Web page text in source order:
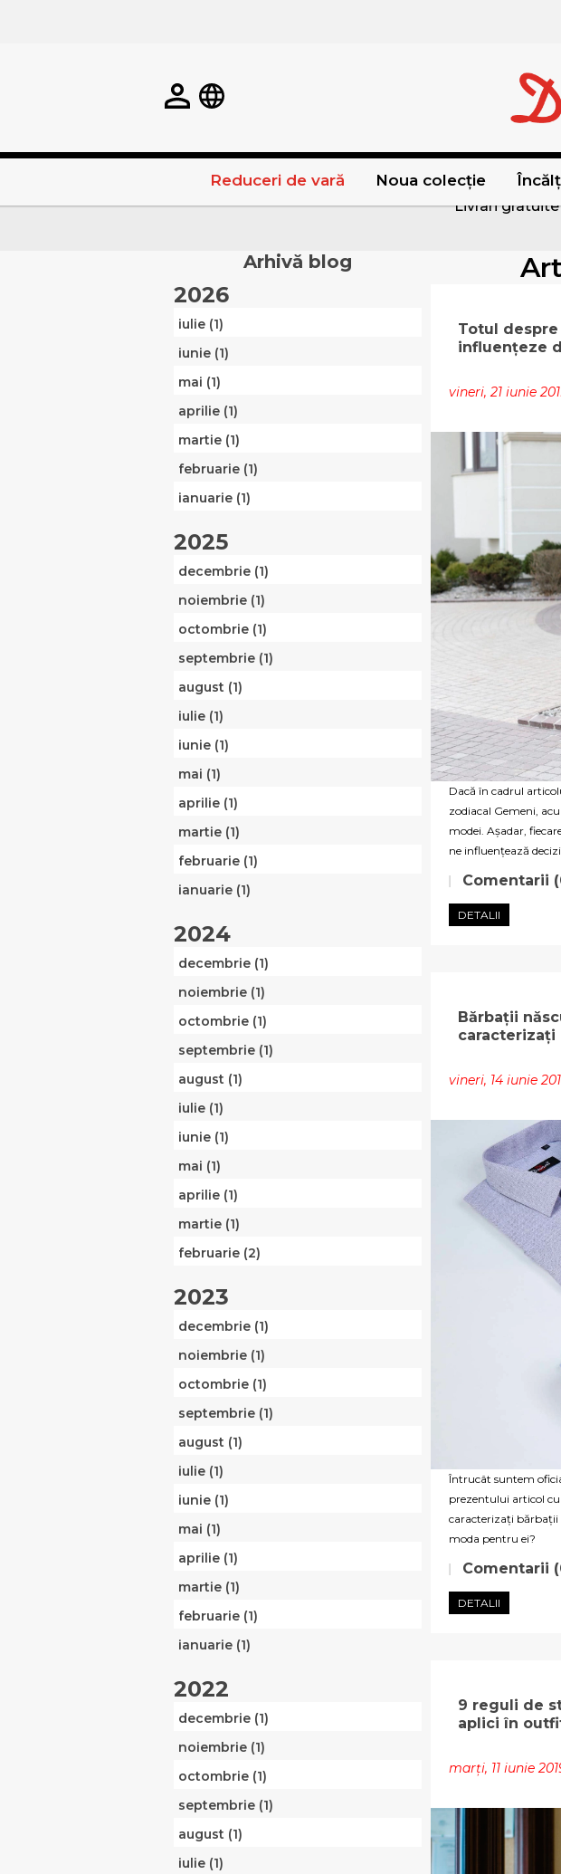
Reduceri de vară Noua colecție
Livrari
Arhivă blog
2026
iulie (1)
iunie (1)
mai (1)
aprilie (1)
martie (1)
februarie (1)
ianuarie (1)
2025
decembrie (1)
noiembrie (1)
octombrie (1)
septembrie (1)
august (1)
iulie (1)
iunie (1)
mai (1)
aprilie (1)
martie (1)
februarie (1)
ianuarie (1)
2024
decembrie (1)
noiembrie (1)
octombrie (1)
septembrie (1)
august (1)
iulie (1)
iunie (1)
mai (1)
aprilie (1)
martie (1)
februarie (2)
2023
decembrie (1)
noiembrie (1)
octombrie (1)
septembrie (1)
august (1)
iulie (1)
iunie (1)
mai (1)
aprilie (1)
martie (1)
februarie (1)
ianuarie (1)
2022
decembrie (1)
noiembrie (1)
octombrie (1)
septembrie (1)
august (1)
iulie (1)
Totul
influențeze
vineri, 21 iunie
Dacă în cadrul
zodiacal Gemeni,
modei. Așadar,
ne influențează
Comentarii
DETALII
Bărbații
caracterizați
vineri, 14 iunie
Întrucât suntem
prezentului articol cu
caracterizați bărbații
moda pentru ei?
Comentarii
DETALII
9 reguli de
aplici în
marți, 11 iunie